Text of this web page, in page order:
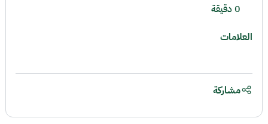
0 دقيقة
العلامات
مشاركة